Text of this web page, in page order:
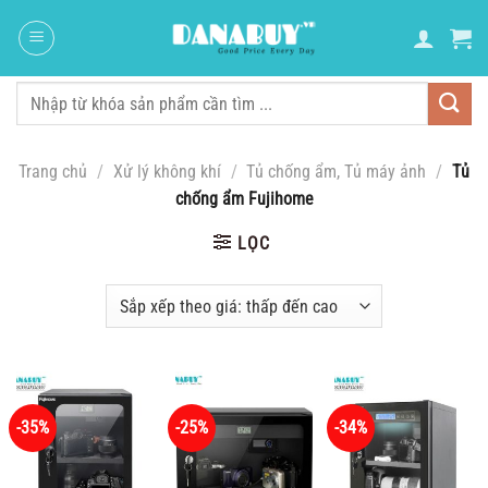
đến
dung
Tìm
Trang chủ / Xử lý không khí / Tủ chống ẩm, Tủ máy ảnh / Tủ
chống ẩm Fujihome
LỌC
-35% -25% -34%